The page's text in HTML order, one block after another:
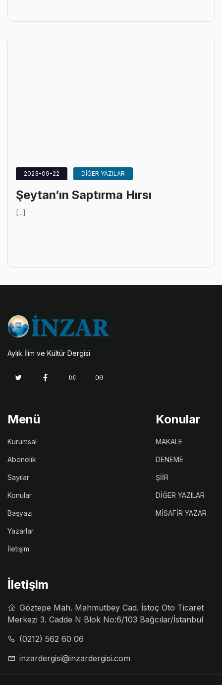
2023-09-22 DİĞER YAZILAR
Şeytan’ın Saptırma Hırsı
[...]
Aylık İlim ve Kültür Dergisi
Menü
Kurumsal
Abonelik
Sayılar
Konular
Başyazı
Yazarlar
İletişim
Konular
MAKALE
DENEME
ŞİİR
DİĞER YAZILAR
MİSAFİR YAZAR
İletişim
Göztepe Mah. Mahmutbey Cad. İstoç Oto Ticaret
Merkezi 3. Cadde N Blok No:6/103 Bağcılar/İstanbul
(0212) 562 60 06
inzardergisi@inzardergisi.com